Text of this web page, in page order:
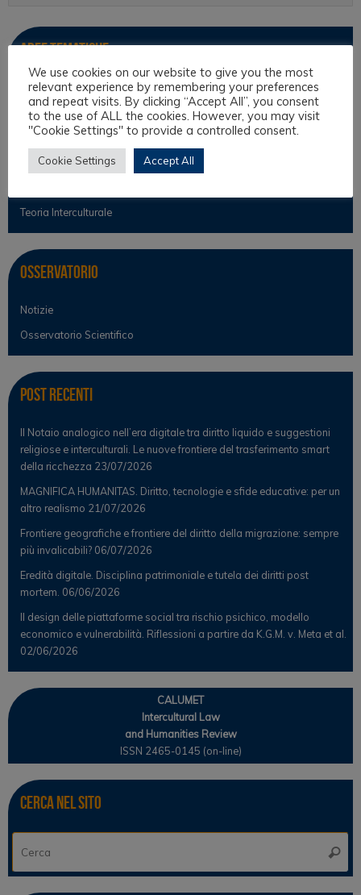
Aree tematiche
Antropologia Giuridica
Culture filosofiche e filosofia del diritto
Diritto e Religione
Diritto Interculturale
Teoria Interculturale
Osservatorio
Notizie
Osservatorio Scientifico
Post Recenti
Il Notaio analogico nell’era digitale tra diritto liquido e suggestioni
religiose e interculturali. Le nuove frontiere del trasferimento smart
della ricchezza 23/07/2026
MAGNIFICA HUMANITAS. Diritto, tecnologie e sfide educative: per un
altro realismo 21/07/2026
Frontiere geografiche e frontiere del diritto della migrazione: sempre
più invalicabili? 06/07/2026
Eredità digitale. Disciplina patrimoniale e tutela dei diritti post
mortem. 06/06/2026
Il design delle piattaforme social tra rischio psichico, modello
economico e vulnerabilità. Riflessioni a partire da K.G.M. v. Meta et al.
02/06/2026
CALUMET
Intercultural Law
and Humanities Review
ISSN 2465-0145 (on-line)
Cerca nel sito
Cerca
We use cookies on our website to give you the most
relevant experience by remembering your preferences
and repeat visits. By clicking “Accept All”, you consent
to the use of ALL the cookies. However, you may visit
"Cookie Settings" to provide a controlled consent.
Cookie Settings Accept All